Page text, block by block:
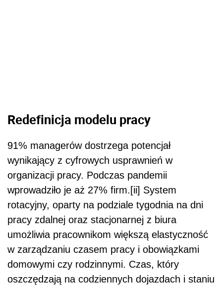
Redefinicja modelu pracy
91% managerów dostrzega potencjał
wynikający z cyfrowych usprawnień w
organizacji pracy. Podczas pandemii
wprowadziło je aż 27% firm.[ii] System
rotacyjny, oparty na podziale tygodnia na dni
pracy zdalnej oraz stacjonarnej z biura
umożliwia pracownikom większą elastyczność
w zarządzaniu czasem pracy i obowiązkami
domowymi czy rodzinnymi. Czas, który
oszczędzają na codziennych dojazdach i staniu